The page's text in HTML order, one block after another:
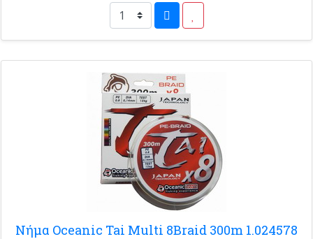
Νήμα Oceanic Tai Multi 8Braid 300m 1.024578